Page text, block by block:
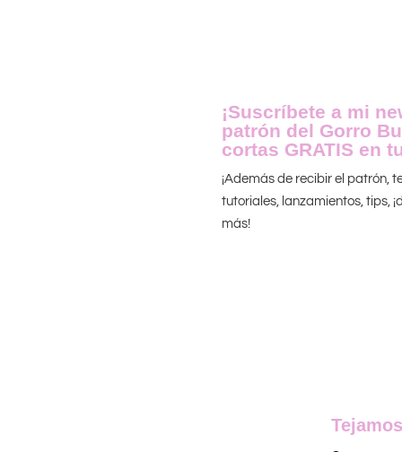
¡Suscríbete a mi
patrón del Gorro
cortas GRATIS en
¡Además de recibir el patrón,
tutoriales, lanzamientos, tips,
más!